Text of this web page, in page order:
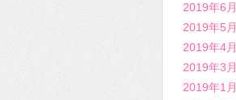
2019年6月
2019年5月
2019年4月
2019年3月
2019年1月